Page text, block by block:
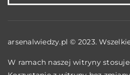
arsenalwiedzy.pl © 2023.
W ramach naszej witryny